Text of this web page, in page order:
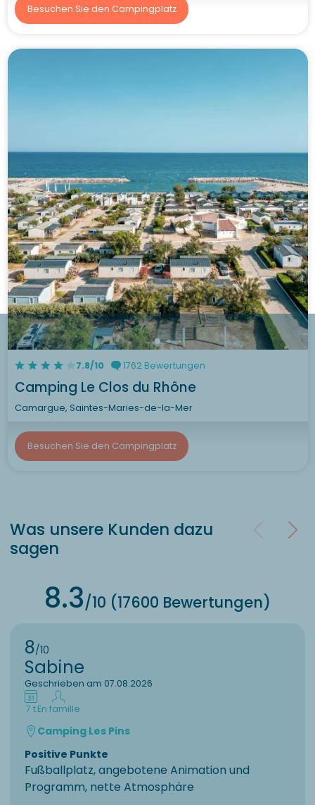
Besuchen Sie den Campingplatz
7.8/10 1762 Bewertungen
Camping Le Clos du Rhône
Camargue, Saintes-Maries-de-la-Mer
Besuchen Sie den Campingplatz
Was unsere Kunden dazu
sagen
8.3/10 (17600 Bewertungen)
8/10
Sabine
Geschrieben am 07.08.2026
7 tEn famille
Camping Les Pins
Positive Punkte
Fußballplatz, angebotene Animation und
Programm, nette Atmosphäre